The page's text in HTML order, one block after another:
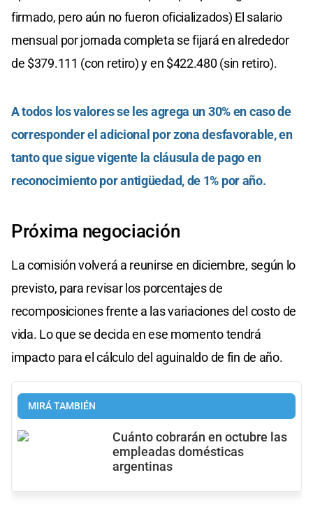
firmado, pero aún no fueron oficializados) El salario
mensual por jornada completa se fijará en alrededor
de $379.111 (con retiro) y en $422.480 (sin retiro).
A todos los valores se les agrega un 30% en caso de
corresponder el adicional por zona desfavorable, en
tanto que sigue vigente la cláusula de pago en
reconocimiento por antigüedad, de 1% por año.
Próxima negociación
La comisión volverá a reunirse en diciembre, según lo
previsto, para revisar los porcentajes de
recomposiciones frente a las variaciones del costo de
vida. Lo que se decida en ese momento tendrá
impacto para el cálculo del aguinaldo de fin de año.
MIRÁ TAMBIÉN
Cuánto cobrarán en octubre las
empleadas domésticas
argentinas